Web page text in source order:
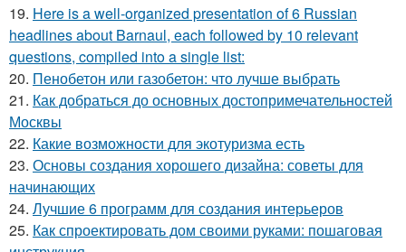
19. Here is a well-organized presentation of 6 Russian
headlines about Barnaul, each followed by 10 relevant
questions, compiled into a single list:
20. Пенобетон или газобетон: что лучше выбрать
21. Как добраться до основных достопримечательностей
Москвы
22. Какие возможности для экотуризма есть
23. Основы создания хорошего дизайна: советы для
начинающих
24. Лучшие 6 программ для создания интерьеров
25. Как спроектировать дом своими руками: пошаговая